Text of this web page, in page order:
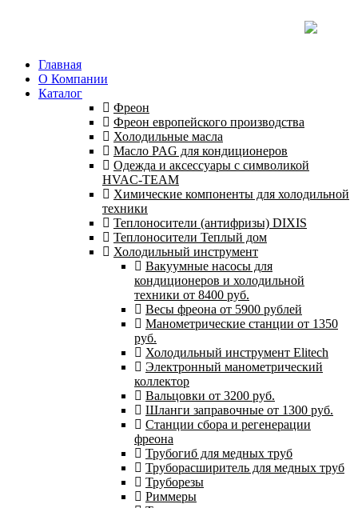
Главная
О Компании
Каталог
Фреон
Фреон европейского производства
Холодильные масла
Масло PAG для кондиционеров
Одежда и аксессуары с символикой
HVAC-TEAM
Химические компоненты для холодильной
техники
Теплоносители (антифризы) DIXIS
Теплоносители Теплый дом
Холодильный инструмент
Вакуумные насосы для
кондиционеров и холодильной
техники от 8400 руб.
Весы фреона от 5900 рублей
Манометрические станции от 1350
руб.
Холодильный инструмент Elitech
Электронный манометрический
коллектор
Вальцовки от 3200 руб.
Шланги заправочные от 1300 руб.
Станции сбора и регенерации
фреона
Трубогиб для медных труб
Труборасширитель для медных труб
Труборезы
Риммеры